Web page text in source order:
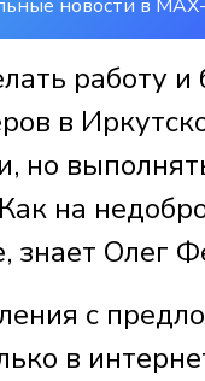
новости в
работу и
в
но
на
знает Олег
с
в